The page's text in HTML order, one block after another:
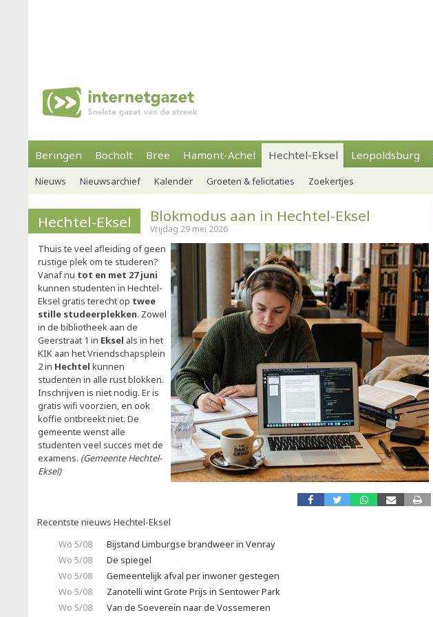
Beringen Bocholt Bree Hamont-Achel Hechtel-Eksel Leopoldsburg
Nieuws Nieuwsarchief Kalender Groeten & felicitaties Zoekertjes
Hechtel-Eksel Blokmodus aan in Hechtel-Eksel
Vrijdag 29 mei 2026
Thuis te veel afleiding of geen
rustige plek om te studeren?
Vanaf nu tot en met 27 juni
kunnen studenten in Hechtel-
Eksel gratis terecht op twee
stille studeerplekken. Zowel
in de bibliotheek aan de
Geerstraat 1 in Eksel als in het
KIK aan het Vriendschapsplein
2 in Hechtel kunnen
studenten in alle rust blokken.
Inschrijven is niet nodig. Er is
gratis wifi voorzien, en ook
koffie ontbreekt niet. De
gemeente wenst alle
studenten veel succes met de
examens. (Gemeente Hechtel-
Eksel)
Recentste nieuws Hechtel-Eksel
Wo 5/08
Bijstand Limburgse brandweer in Venray
Wo 5/08
De spiegel
Wo 5/08
Gemeentelijk afval per inwoner gestegen
Wo 5/08
Zanotelli wint Grote Prijs in Sentower Park
Wo 5/08
Van de Soeverein naar de Vossemeren